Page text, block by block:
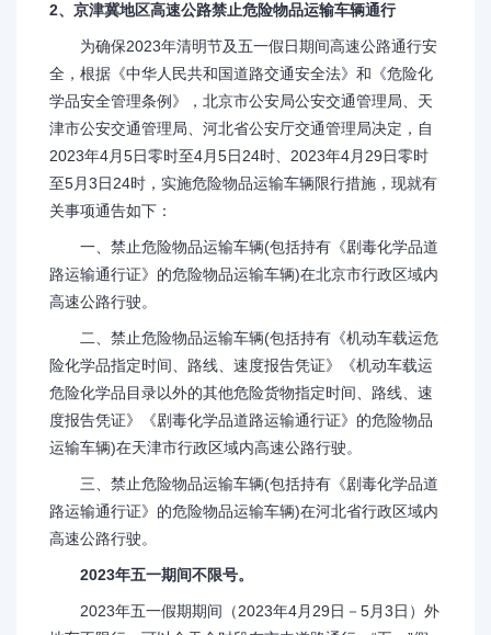
2、京津冀地区高速公路禁止危险物品运输车辆通行
为确保2023年清明节及五一假日期间高速公路通行安
全，根据《中华人民共和国道路交通安全法》和《危险化
学品安全管理条例》，北京市公安局公安交通管理局、天
津市公安交通管理局、河北省公安厅交通管理局决定，自
2023年4月5日零时至4月5日24时、2023年4月29日零时
至5月3日24时，实施危险物品运输车辆限行措施，现就有
关事项通告如下：
一、禁止危险物品运输车辆(包括持有《剧毒化学品道
路运输通行证》的危险物品运输车辆)在北京市行政区域内
高速公路行驶。
二、禁止危险物品运输车辆(包括持有《机动车载运危
险化学品指定时间、路线、速度报告凭证》《机动车载运
危险化学品目录以外的其他危险货物指定时间、路线、速
度报告凭证》《剧毒化学品道路运输通行证》的危险物品
运输车辆)在天津市行政区域内高速公路行驶。
三、禁止危险物品运输车辆(包括持有《剧毒化学品道
路运输通行证》的危险物品运输车辆)在河北省行政区域内
高速公路行驶。
2023年五一期间不限号。
2023年五一假期期间（2023年4月29日－5月3日）外